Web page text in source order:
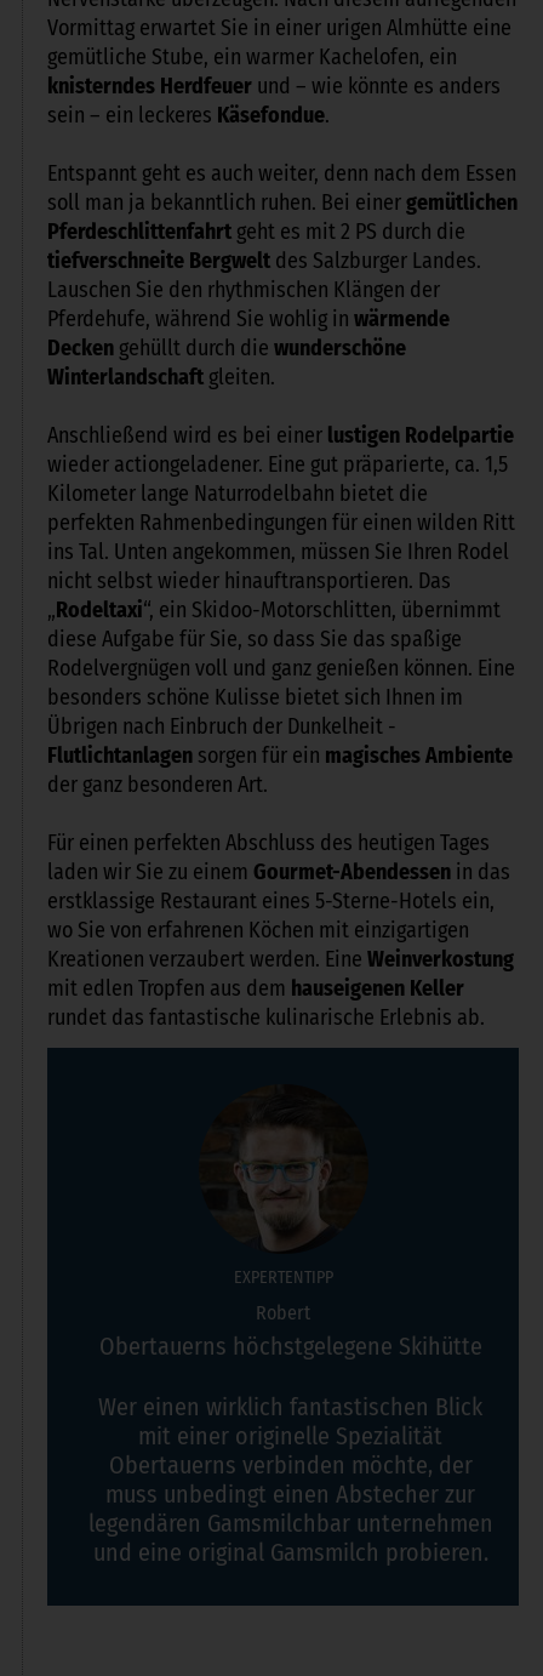
Vormittag erwartet Sie in einer urigen Almhütte eine
gemütliche Stube, ein warmer Kachelofen, ein
knisterndes Herdfeuer und – wie könnte es anders
sein – ein leckeres Käsefondue.
Entspannt geht es auch weiter, denn nach dem Essen
soll man ja bekanntlich ruhen. Bei einergemütlichen
Pferdeschlittenfahrt geht es mit 2 PS durch die
tiefverschneite Bergwelt des Salzburger Landes.
Lauschen Sie den rhythmischen Klängen der
Pferdehufe, während Sie wohlig in wärmende
Decken gehüllt durch die wunderschöne
Winterlandschaft gleiten.
Anschließend wird es bei einer lustigen Rodelpartie
wieder actiongeladener. Eine gut präparierte, ca. 1,5
Kilometer lange Naturrodelbahn bietet die
perfekten Rahmenbedingungen für einen wilden Ritt
ins Tal. Unten angekommen, müssen Sie Ihren Rodel
nicht selbst wieder hinauftransportieren. Das
„Rodeltaxi“, ein Skidoo-Motorschlitten, übernimmt
diese Aufgabe für Sie, so dass Sie das spaßige
Rodelvergnügen voll und ganz genießen können. Eine
besonders schöne Kulisse bietet sich Ihnen im
Übrigen nach Einbruch der Dunkelheit -
Flutlichtanlagen sorgen für ein magisches Ambiente
der ganz besonderen Art.
Für einen perfekten Abschluss des heutigen Tages
laden wir Sie zu einem Gourmet-Abendessen in das
erstklassige Restaurant eines 5-Sterne-Hotels ein,
wo Sie von erfahrenen Köchen mit einzigartigen
Kreationen verzaubert werden. Eine Weinverkostung
mit edlen Tropfen aus dem hauseigenen Keller
rundet das fantastische kulinarische Erlebnis ab.
EXPERTENTIPP
Robert
Obertauerns höchstgelegene Skihütte
Wer einen wirklich fantastischen Blick
mit einer originelle Spezialität
Obertauerns verbinden möchte, der
muss unbedingt einen Abstecher zur
legendären Gamsmilchbar unternehmen
und eine original Gamsmilch probieren.